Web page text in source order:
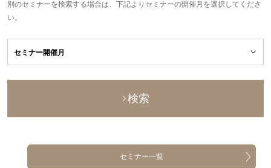
別のセミナーを検索する場合は、下記よりセミナーの開催月を選択してくださ
い。
検索
セミナー一覧